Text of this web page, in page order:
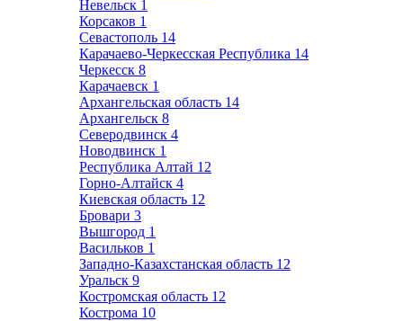
Невельск 1
Корсаков 1
Севастополь 14
Карачаево-Черкесская Республика 14
Черкесск 8
Карачаевск 1
Архангельская область 14
Архангельск 8
Северодвинск 4
Новодвинск 1
Республика Алтай 12
Горно-Алтайск 4
Киевская область 12
Бровари 3
Вышгород 1
Васильков 1
Западно-Казахстанская область 12
Уральск 9
Костромская область 12
Кострома 10